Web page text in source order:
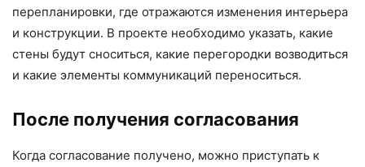
перепланировки, где отражаются изменения интерьера
и конструкции. В проекте необходимо указать, какие
стены будут сноситься, какие перегородки возводиться
и какие элементы коммуникаций переноситься.
После получения согласования
Когда согласование получено, можно приступать к